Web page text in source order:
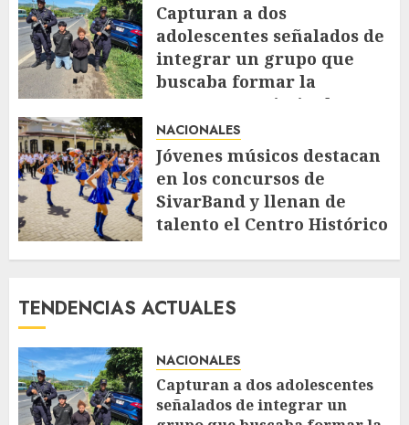
Capturan a dos
adolescentes señalados de
integrar un grupo que
buscaba formar la
estructura criminal
«Ántrax»
AGOSTO 5, 2026 46
NACIONALES
Jóvenes músicos destacan
en los concursos de
SivarBand y llenan de
talento el Centro Histórico
TENDENCIAS ACTUALES
NACIONALES
Capturan a dos adolescentes
señalados de integrar un